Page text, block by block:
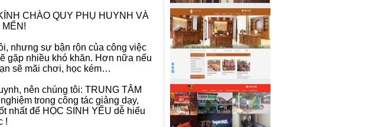
CHÀO QUY PHỤ HUYNH VÀ
MẾN!
nhưng sự bận rộn của công việc
gặp nhiều khó khăn. Hơn nữa nếu
sẽ mãi chơi, học kém…
nên chúng tôi: TRUNG TÂM
trong công tác giảng dạy,
nhất để HỌC SINH YẾU dễ hiểu
!